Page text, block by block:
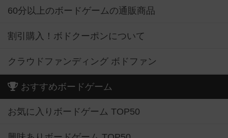
60分以上のボードゲームの通販商品
割引購入！ボドクーポンについて
クラウドファンディング ボドファン
おすすめボードゲーム
お気に入りボードゲーム TOP50